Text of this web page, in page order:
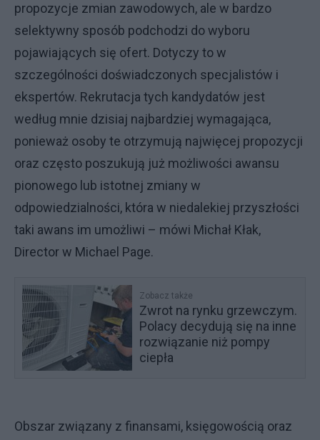
propozycje zmian zawodowych, ale w bardzo
selektywny sposób podchodzi do wyboru
pojawiających się ofert. Dotyczy to w
szczególności doświadczonych specjalistów i
ekspertów. Rekrutacja tych kandydatów jest
według mnie dzisiaj najbardziej wymagająca,
ponieważ osoby te otrzymują najwięcej propozycji
oraz często poszukują już możliwości awansu
pionowego lub istotnej zmiany w
odpowiedzialności, która w niedalekiej przyszłości
taki awans im umożliwi – mówi Michał Kłak,
Director w Michael Page.
Zobacz także
Zwrot na rynku grzewczym.
Polacy decydują się na inne
rozwiązanie niż pompy
ciepła
Obszar związany z finansami, księgowością oraz